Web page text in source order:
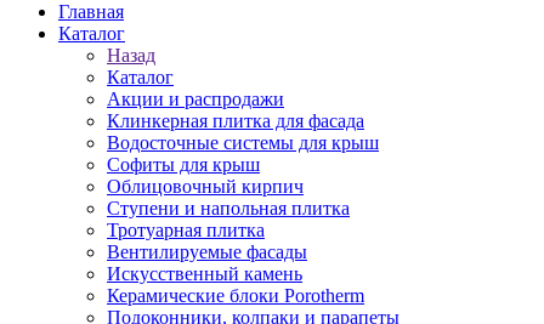
Главная
Каталог
Назад
Каталог
Акции и распродажи
Клинкерная плитка для фасада
Водосточные системы для крыш
Софиты для крыш
Облицовочный кирпич
Ступени и напольная плитка
Тротуарная плитка
Вентилируемые фасады
Искусственный камень
Керамические блоки Porotherm
Подоконники, колпаки и парапеты